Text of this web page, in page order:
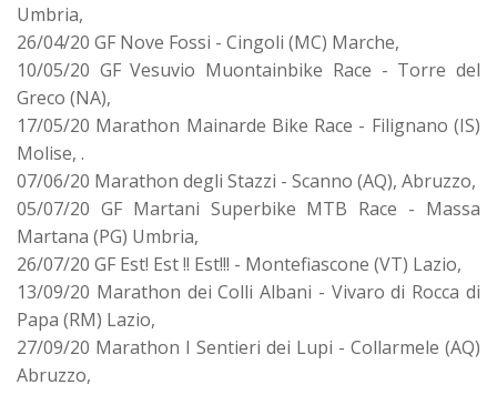
Umbria,
26/04/20 GF Nove Fossi - Cingoli (MC) Marche,
10/05/20 GF Vesuvio Muontainbike Race - Torre del
Greco (NA),
17/05/20 Marathon Mainarde Bike Race - Filignano (IS)
Molise, .
07/06/20 Marathon degli Stazzi - Scanno (AQ), Abruzzo,
05/07/20 GF Martani Superbike MTB Race - Massa
Martana (PG) Umbria,
26/07/20 GF Est! Est !! Est!!! - Montefiascone (VT) Lazio,
13/09/20 Marathon dei Colli Albani - Vivaro di Rocca di
Papa (RM) Lazio,
27/09/20 Marathon I Sentieri dei Lupi - Collarmele (AQ)
Abruzzo,